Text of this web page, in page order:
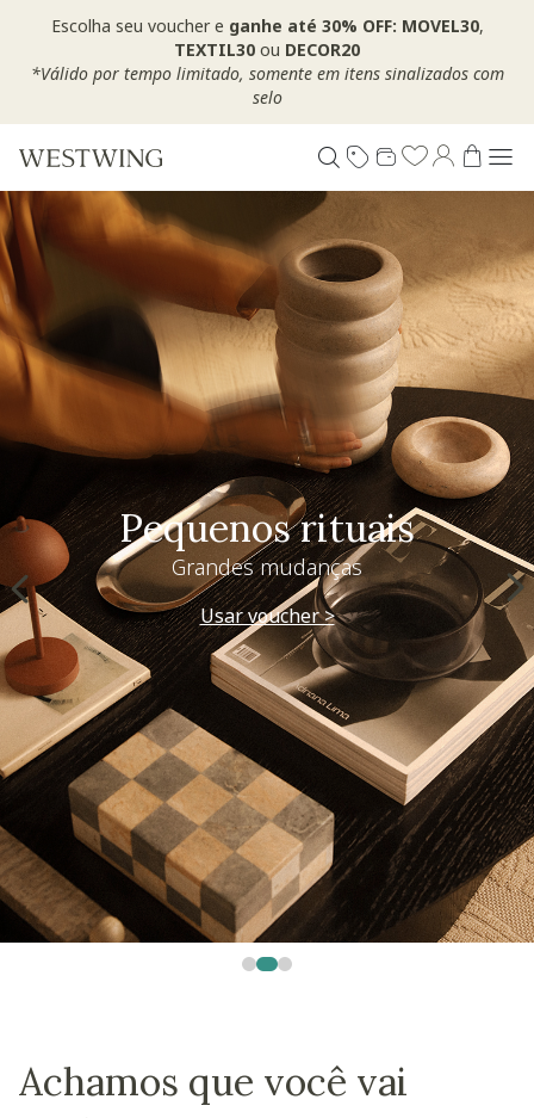
Escolha seu voucher e ganhe até 30% OFF: MOVEL30,
TEXTIL30 ou DECOR20
*Válido por tempo limitado, somente em itens sinalizados com
selo
Pequenos rituais
Grandes mudanças
Usar voucher >
Achamos que você vai